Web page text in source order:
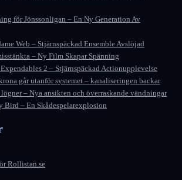
för Jönssonligan – En Ny Generation Av
Web – Stjärnspäckad Ensemble Avslöjad
– Ny Film Skapar Spänning
2 – Stjärnspäckad Actionupplevelse
går utanför systemet – kanaliseringen backar
– Nya ansikten och överraskande vändningar
Bird – En Skådespelarexplosion
Rollistan.se